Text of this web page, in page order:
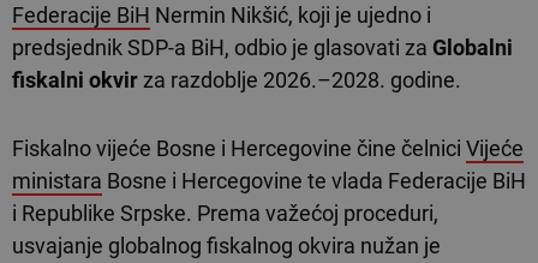
Federacije BiH Nermin Nikšić, koji je ujedno i
predsjednik SDP-a BiH, odbio je glasovati za Globalni
fiskalni okvir za razdoblje 2026.–2028. godine.
Fiskalno vijeće Bosne i Hercegovine čine čelnici Vijeće
ministara Bosne i Hercegovine te vlada Federacije BiH
i Republike Srpske. Prema važećoj proceduri,
usvajanje globalnog fiskalnog okvira nužan je